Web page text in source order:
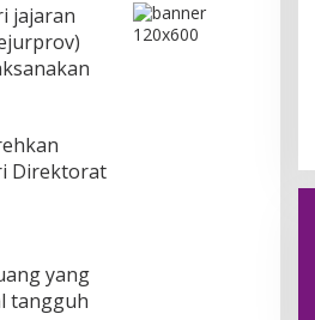
jajaran
Direktorat
yang
tangguh